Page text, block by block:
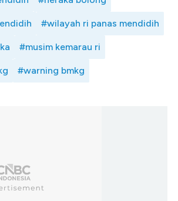
#wilayah ri panas mendidih
#musim kemarau ri
#warning bmkg